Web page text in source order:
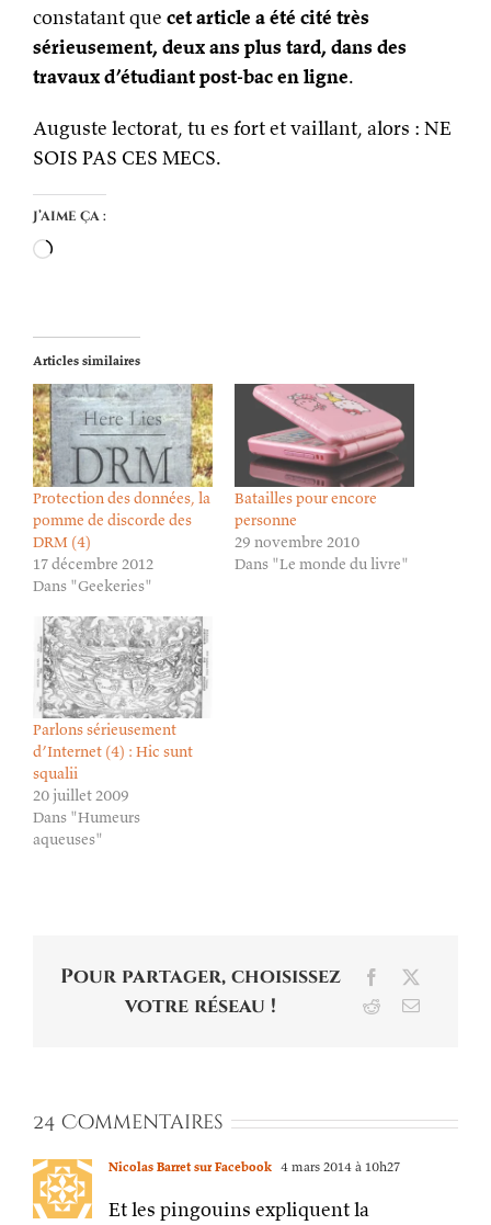
constatant que cet article a été cité très
sérieusement, deux ans plus tard, dans des
travaux d’étudiant post-bac en ligne.
Auguste lectorat, tu es fort et vaillant, alors : NE
SOIS PAS CES MECS.
J’aime ça :
Chargement…
Articles similaires
Protection des données, la
pomme de discorde des
DRM (4)
17 décembre 2012
Dans "Geekeries"
Batailles pour encore
personne
29 novembre 2010
Dans "Le monde du livre"
Parlons sérieusement
d’Internet (4) : Hic sunt
squalii
20 juillet 2009
Dans "Humeurs
aqueuses"
Pour partager, choisissez
votre réseau !
Facebook
RedditEmail
24 Commentaires
Nicolas Barret sur Facebook 4 mars 2014 à 10h27
Et les pingouins expliquent la